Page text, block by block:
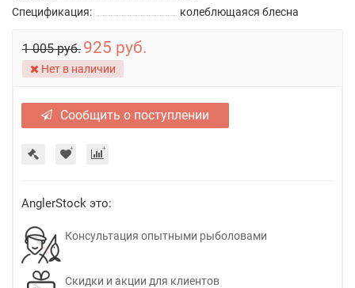
Спецификация:
колеблющаяся блесна
1 005 руб. 925 руб.
Нет в наличии
Сообщить о поступлении
AnglerStock это:
Консультация опытными рыболовами
Скидки и акции для клиентов